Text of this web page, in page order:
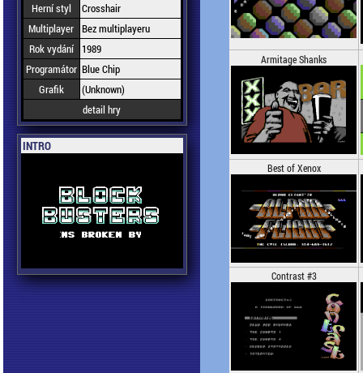
Herní styl
Crosshair
Multiplayer Bez multiplayeru
Rok vydání
1989
Programátor Blue Chip
Grafik
(Unknown)
detail hry
INTRO
Armitage Shanks
Best of Xenox
Contrast #3